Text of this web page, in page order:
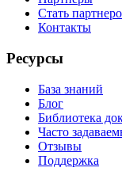
Стать
Контакты
Ресурсы
База знаний
Блог
Библиотека
Часто
Отзывы
Поддержка